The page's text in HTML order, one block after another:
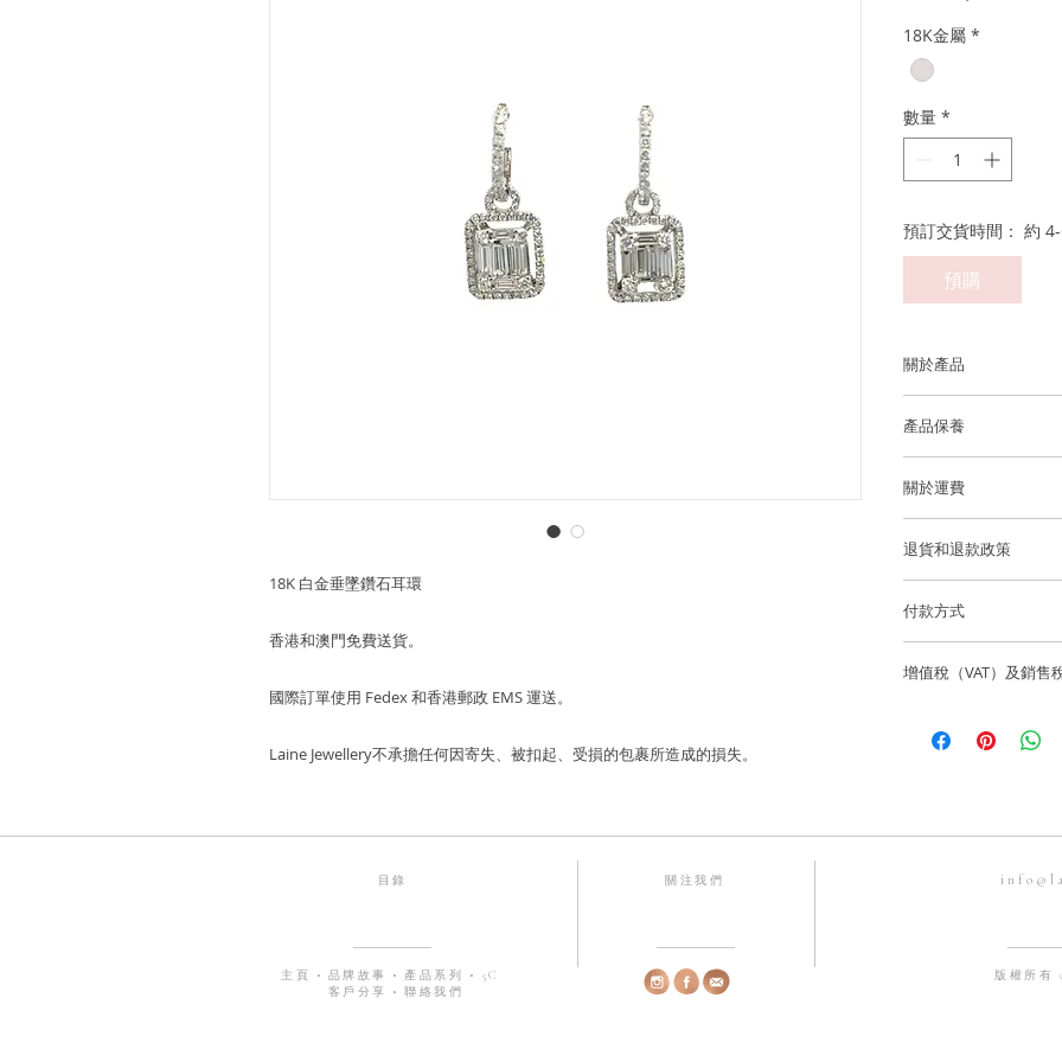
18K 白金垂墜鑽石耳環
香港和澳門免費送貨。
國際訂單使用 Fedex 和香港郵政 EMS 運送。
Laine Jewellery不承擔任何因寄失、被扣起、受損的包裹所造成的損失。
18K金屬 *
數量 *
預訂交貨時間： 約
預購
關於產品
鑽石重量: ~12 顆方
(白鑽均為D至F成色、
尺寸: ~11*9.4mm
國際訂單使用 Fedex
產品保養
洗手，睡覺，淋浴，
澤和最佳的狀態。
關於運費
逢星期五可預約到位
貨。
所造成的損失。
退貨和退款政策
如果您訂購的商品有
聯繫，電話為852-
付款方式
有主要信用卡。
歡迎顧客店內取貨
香港微信支付。
戶口號碼：582-
增值稅（VAT）及銷售
一切入口稅、關稅及
目錄
主頁 • 品牌故事 • 產品系列 •
5C
客戶分享 • 聯絡我們
關注我們
版權所有